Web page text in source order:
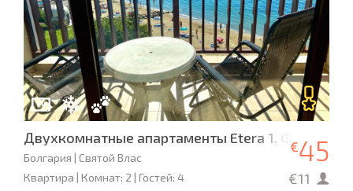
Двухкомнатные апартаменты Etera 1.
Болгария | Святой Влас
Квартира | Комнат: 2 | Гостей: 4
€45
€11